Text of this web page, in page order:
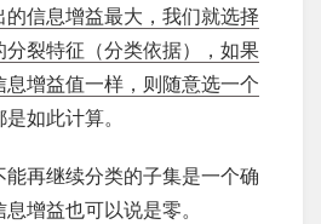
的信息增益最大，我们就选择
裂特征（分类依据），如果
增益值一样，则随意选一个
如此计算。
再继续分类的子集是一个确
增益也可以说是零。